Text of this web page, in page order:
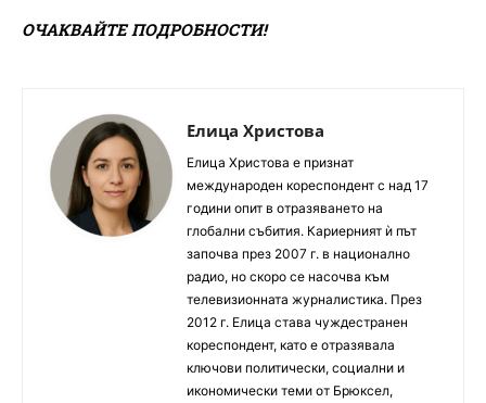
ОЧАКВАЙТЕ ПОДРОБНОСТИ!
Елица Христова
Елица Христова е признат
международен кореспондент с над 17
години опит в отразяването на
глобални събития. Кариерният ѝ път
започва през 2007 г. в национално
радио, но скоро се насочва към
телевизионната журналистика. През
2012 г. Елица става чуждестранен
кореспондент, като е отразявала
ключови политически, социални и
икономически теми от Брюксел,